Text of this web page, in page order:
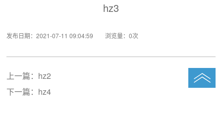
hz3
发布日期：2021-07-11 09:04:59 浏览量：0次
上一篇： hz2
下一篇： hz4